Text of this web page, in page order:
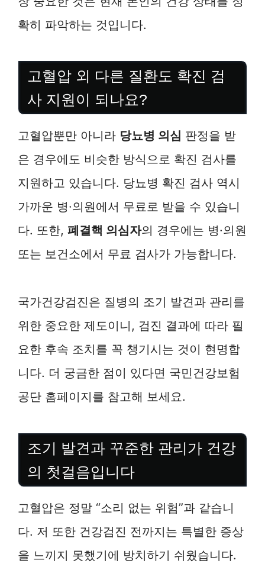
확히 파악하는 것입니다.
고혈압 외 다른 질환도 확진 검
사 지원이 되나요?
고혈압뿐만 아니라 당뇨병 의심 판정을 받
은 경우에도 비슷한 방식으로 확진 검사를
지원하고 있습니다. 당뇨병 확진 검사 역시
가까운 병·의원에서 무료로 받을 수 있습니
다. 또한, 폐결핵 의심자의 경우에는 병·의원
또는 보건소에서 무료 검사가 가능합니다.
국가건강검진은 질병의 조기 발견과 관리를
위한 중요한 제도이니, 검진 결과에 따라 필
요한 후속 조치를 꼭 챙기시는 것이 현명합
니다. 더 궁금한 점이 있다면 국민건강보험
공단 홈페이지를 참고해 보세요.
조기 발견과 꾸준한 관리가 건강
의 첫걸음입니다
고혈압은 정말 “소리 없는 위험”과 같습니
다. 저 또한 건강검진 전까지는 특별한 증상
을 느끼지 못했기에 방치하기 쉬웠습니다.